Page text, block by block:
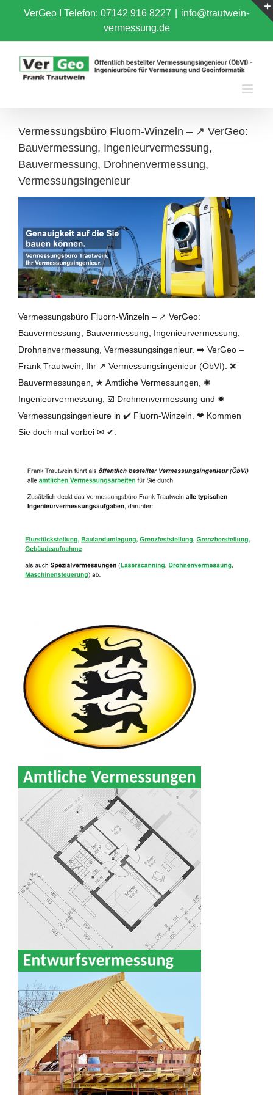
content
VerGeo I Telefon: 07142 916 8227
info@trautwein-
vermessung.de
Vermessungsbüro Fluorn-Winzeln – ↗️ VerGeo:
Bauvermessung, Ingenieurvermessung,
Bauvermessung, Drohnenvermessung,
Vermessungsingenieur
Vermessungsbüro Fluorn-Winzeln – ↗️ VerGeo:
Bauvermessung, Bauvermessung, Ingenieurvermessung,
Drohnenvermessung, Vermessungsingenieur. ➡️ VerGeo –
Frank Trautwein, Ihr ↗️ Vermessungsingenieur (ÖbVI). ❌
Bauvermessungen, ★ Amtliche Vermessungen, ✺
Ingenieurvermessung, ☑️ Drohnenvermessung und ✹
Vermessungsingenieure in ✔️ Fluorn-Winzeln. ❤ Kommen
Sie doch mal vorbei ✉ ✔.